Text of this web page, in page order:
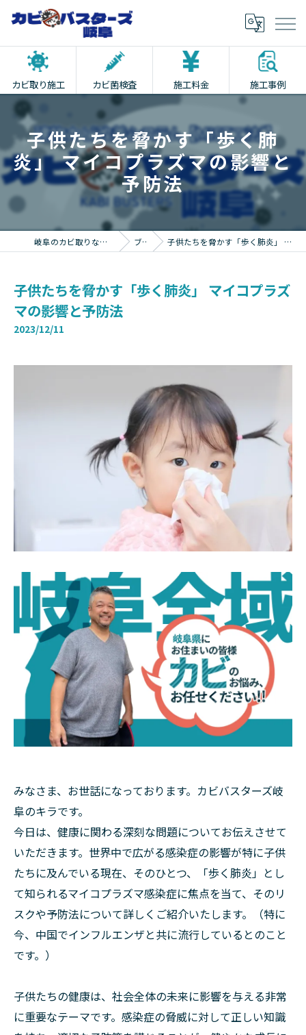
カビ取り施工 カビ菌検査 施工料金 施工事例
子供たちを脅かす「歩く肺
炎」 マイコプラズマの影響と
予防法
岐阜のカビ取りならカビバスターズ岐阜 ブログ 子供たちを脅かす「歩く肺炎」 マイコプラズマの影響と予防法
子供たちを脅かす「歩く肺炎」 マイコプラズ
マの影響と予防法
2023/12/11
みなさま、お世話になっております。カビバスターズ岐
阜のキラです。
今日は、健康に関わる深刻な問題についてお伝えさせて
いただきます。世界中で広がる感染症の影響が特に子供
たちに及んでいる現在、そのひとつ、「歩く肺炎」とし
て知られるマイコプラズマ感染症に焦点を当て、そのリ
スクや予防法について詳しくご紹介いたします。（特に
今、中国でインフルエンザと共に流行しているとのこと
です。）
子供たちの健康は、社会全体の未来に影響を与える非常
に重要なテーマです。感染症の脅威に対して正しい知識